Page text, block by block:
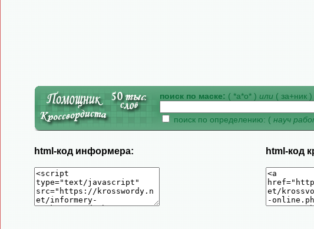
поиск по маске: ( *а*о* ) или ( за+ник )
поиск по определению: ( науч
html-код информера: html-код